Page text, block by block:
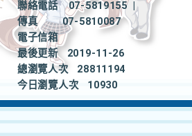
聯絡電話
07-5819155
|
傳真
07-5810087
電子信箱
最後更新
2019-11-26
總瀏覽人次
28811194
今日瀏覽人次
10930